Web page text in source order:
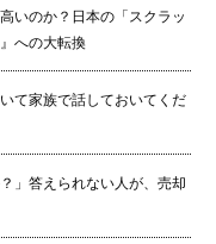
いのか？日本の「スクラッ
への大転換
て家族で話しておいてくだ
」答えられない人が、売却